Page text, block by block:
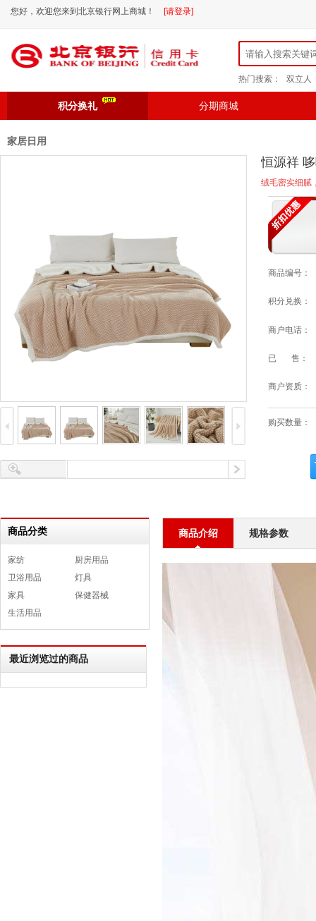
您好，欢迎您来到北京银行网上商城！ [请登录]
热门搜索： 双立人
积分换礼 分期商城
家居日用
恒源祥
绒毛密实细腻
商品编号：
积分兑换：
商户电话：
已 售：
商户资质：
购买数量：
商品分类
家纺
厨房用品
卫浴用品
灯具
家具
保健器械
生活用品
最近浏览过的商品
商品介绍 规格参数